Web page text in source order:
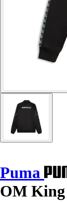
Puma
OM King